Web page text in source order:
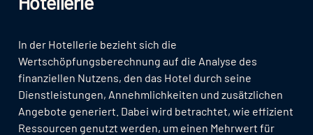
In der Hotellerie bezieht sich die
Wertschöpfungsberechnung auf die Analyse des
finanziellen Nutzens, den das Hotel durch seine
Dienstleistungen, Annehmlichkeiten und zusätzlichen
Angebote generiert. Dabei wird betrachtet, wie effizient
Ressourcen genutzt werden, um einen Mehrwert für